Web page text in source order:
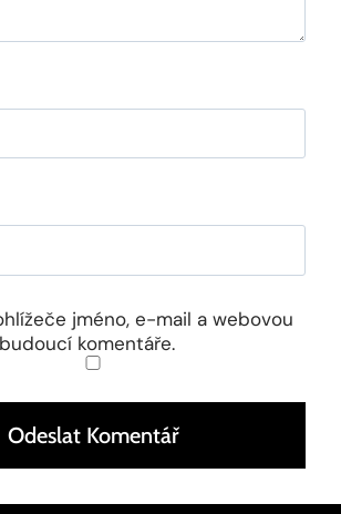
jméno, e-mail a webovou
komentáře.